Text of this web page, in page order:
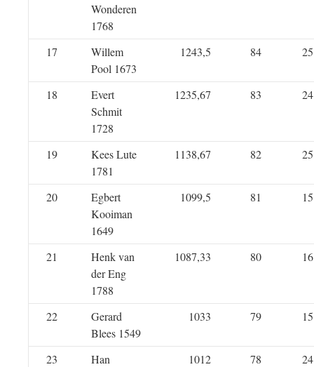
Wonderen
1768
17
Willem
Pool 1673
1243,5 84 25
18
Evert
Schmit
1728
1235,67 83 24
19
Kees Lute
1781
1138,67 82 25
20
Egbert
Kooiman
1649
1099,5 81 15
21
Henk van
der Eng
1788
1087,33 80 16
22
Gerard
Blees 1549
1033 79 15
23
Han
1012 78 24